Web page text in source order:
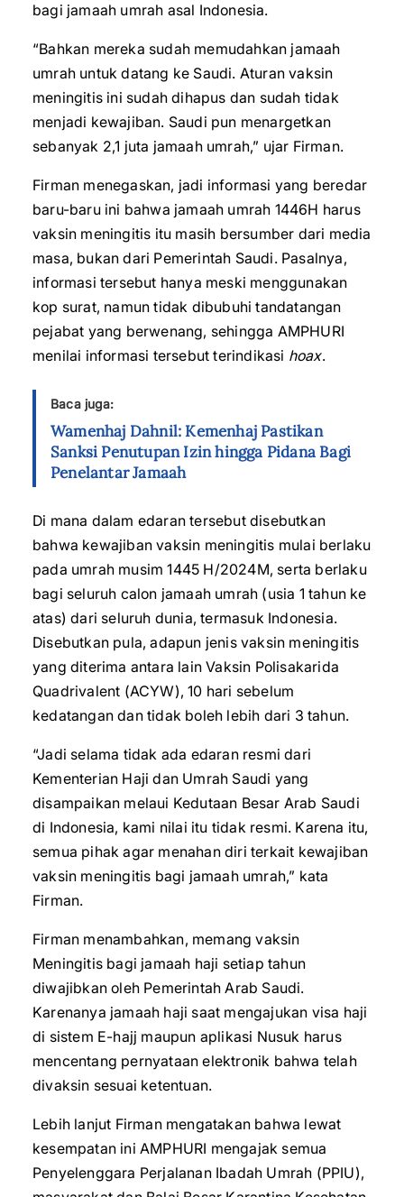
bagi jamaah umrah asal Indonesia.
“Bahkan mereka sudah memudahkan jamaah
umrah untuk datang ke Saudi. Aturan vaksin
meningitis ini sudah dihapus dan sudah tidak
menjadi kewajiban. Saudi pun menargetkan
sebanyak 2,1 juta jamaah umrah,” ujar Firman.
Firman menegaskan, jadi informasi yang beredar
baru-baru ini bahwa jamaah umrah 1446H harus
vaksin meningitis itu masih bersumber dari media
masa, bukan dari Pemerintah Saudi. Pasalnya,
informasi tersebut hanya meski menggunakan
kop surat, namun tidak dibubuhi tandatangan
pejabat yang berwenang, sehingga AMPHURI
menilai informasi tersebut terindikasi hoax.
Baca juga:
Wamenhaj Dahnil: Kemenhaj Pastikan
Sanksi Penutupan Izin hingga Pidana Bagi
Penelantar Jamaah
Di mana dalam edaran tersebut disebutkan
bahwa kewajiban vaksin meningitis mulai berlaku
pada umrah musim 1445 H/2024M, serta berlaku
bagi seluruh calon jamaah umrah (usia 1 tahun ke
atas) dari seluruh dunia, termasuk Indonesia.
Disebutkan pula, adapun jenis vaksin meningitis
yang diterima antara lain Vaksin Polisakarida
Quadrivalent (ACYW), 10 hari sebelum
kedatangan dan tidak boleh lebih dari 3 tahun.
“Jadi selama tidak ada edaran resmi dari
Kementerian Haji dan Umrah Saudi yang
disampaikan melaui Kedutaan Besar Arab Saudi
di Indonesia, kami nilai itu tidak resmi. Karena itu,
semua pihak agar menahan diri terkait kewajiban
vaksin meningitis bagi jamaah umrah,” kata
Firman.
Firman menambahkan, memang vaksin
Meningitis bagi jamaah haji setiap tahun
diwajibkan oleh Pemerintah Arab Saudi.
Karenanya jamaah haji saat mengajukan visa haji
di sistem E-hajj maupun aplikasi Nusuk harus
mencentang pernyataan elektronik bahwa telah
divaksin sesuai ketentuan.
Lebih lanjut Firman mengatakan bahwa lewat
kesempatan ini AMPHURI mengajak semua
Penyelenggara Perjalanan Ibadah Umrah (PPIU),